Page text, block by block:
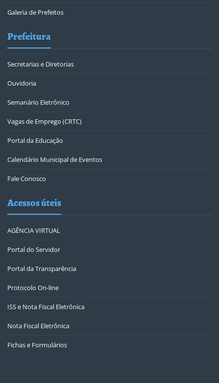
Galeria de Prefeitos
Prefeitura
Secretarias e Diretorias
Ouvidoria
Semanário Eletrônico
Vagas de Emprego (CRTC)
Portal da Educação
Calendário Municipal de Eventos
Fale Conosco
Acessos úteis
AGÊNCIA VIRTUAL
Portal do Servidor
Portal da Transparência
Protocolo On-line
ISS e Nota Fiscal Eletrônica
Nota Fiscal Eletrônica
Fichas e Formulários